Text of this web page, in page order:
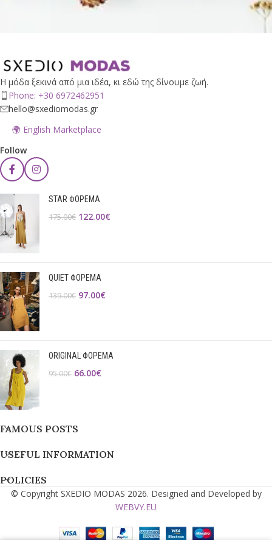
Η μόδα ξεκινά από μια ιδέα, κι εδώ της δίνουμε ζωή.
Phone: +30 6972462951
hello@sxediomodas.gr
🌍 English Marketplace
Follow
STAR ΦΟΡΕΜΑ
175.00€ 122.00€
QUIET ΦΟΡΕΜΑ
139.00€ 97.00€
ORIGINAL ΦΟΡΕΜΑ
95.00€ 66.00€
FAMOUS POSTS
USEFUL INFORMATION
POLICIES
© Copyright SXEDIO MODAS 2026. Designed and Developed by
WEBVY.EU